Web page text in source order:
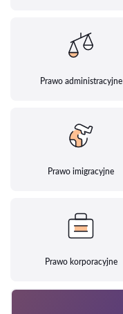
Prawo administracyjne
Prawo imigracyjne
Prawo korporacyjne